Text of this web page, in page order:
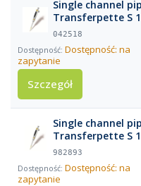
Single channel
Transferpette S
042518
Dostępność: na
zapytanie
Szczegół
Single channel
Transferpette S
982893
Dostępność: na
zapytanie